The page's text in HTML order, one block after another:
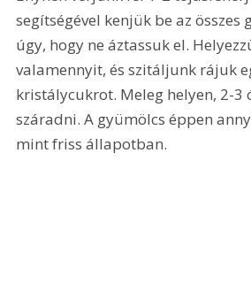
segítségével kenjük be az
úgy, hogy ne áztassuk el.
valamennyit, és szitáljunk rájuk
kristálycukrot. Meleg helyen, 2-3
száradni. A gyümölcs éppen
mint friss állapotban.